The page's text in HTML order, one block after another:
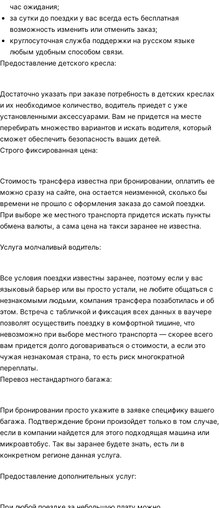
час ожидания;
за сутки до поездки у вас всегда есть бесплатная
возможность изменить или отменить заказ;
круглосуточная служба поддержки на русском языке
любым удобным способом связи.
Предоставление детского кресла:
Достаточно указать при заказе потребность в детских креслах
и их необходимое количество, водитель приедет с уже
установленными аксессуарами. Вам не придется на месте
перебирать множество вариантов и искать водителя, который
сможет обеспечить безопасность ваших детей.
Строго фиксированная цена:
Стоимость трансфера известна при бронировании, оплатить ее
можно сразу на сайте, она остается неизменной, сколько бы
времени не прошло с оформления заказа до самой поездки.
При выборе же местного транспорта придется искать пункты
обмена валюты, а сама цена на такси заранее не известна.
Услуга молчаливый водитель:
Все условия поездки известны заранее, поэтому если у вас
языковый барьер или вы просто устали, не любите общаться с
незнакомыми людьми, компания трансфера позаботилась и об
этом. Встреча с табличкой и фиксация всех данных в ваучере
позволят осуществить поездку в комфортной тишине, что
невозможно при выборе местного транспорта — скорее всего
вам придется долго договариваться о стоимости, а если это
чужая незнакомая страна, то есть риск многократной
переплаты.
Перевоз нестандартного багажа:
При бронировании просто укажите в заявке специфику вашего
багажа. Подтверждение брони произойдет только в том случае,
если в компании найдется для этого подходящая машина или
микроавтобус. Так вы заранее будете знать, есть ли в
конкретном регионе данная услуга.
Предоставление дополнительных услуг: